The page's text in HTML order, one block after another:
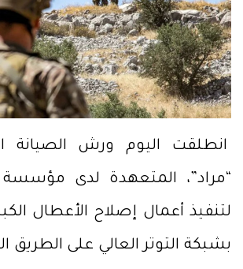
انطلقت اليوم ورش الصيانة
“مراد”، المتعهدة لدى مؤسسة
لتنفيذ أعمال إصلاح الأعطال
بشبكة التوتر العالي على الطريق